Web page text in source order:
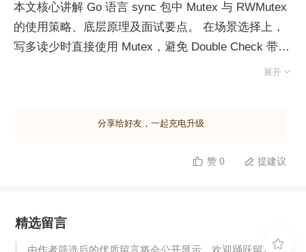
本文核心讲解 Go 语言 sync 包中 Mutex 与 RWMutex
的使用策略、底层原理及面试要点。 在场景选择上，
写多读少时直接使用 Mutex，避免 Double Check 带来
的性能损耗；读多写少时使用 RWMutex 以显著提升并
入，递归加锁会导致死锁，而 Java 锁及多数分布式锁
新来的协程大概率直接获取锁（插队），仅在高竞争时
进入饥饿模式。RWMutex 本质是读写分离的 Mutex，
展开 
分享给好友，一起充电升级
 赞 0  提建议
精选留言
由作者筛选后的优质留言将会公开显示，欢迎踊跃留言。
